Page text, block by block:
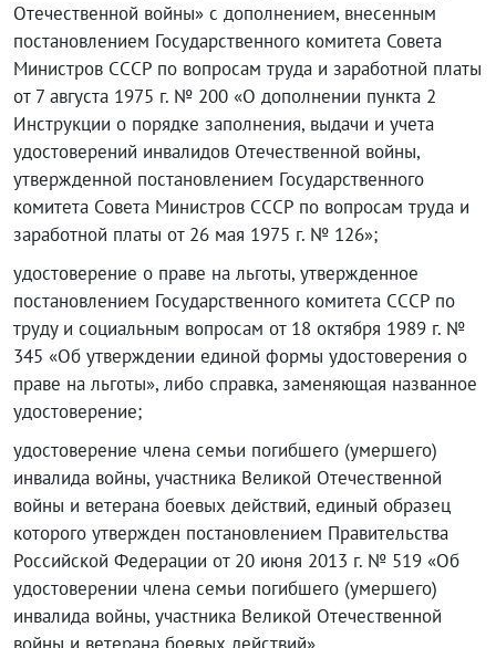
Отечественной войны» с дополнением, внесенным
постановлением Государственного комитета Совета
Министров СССР по вопросам труда и заработной платы
от 7 августа 1975 г. № 200 «О дополнении пункта 2
Инструкции о порядке заполнения, выдачи и учета
удостоверений инвалидов Отечественной войны,
утвержденной постановлением Государственного
комитета Совета Министров СССР по вопросам труда и
заработной платы от 26 мая 1975 г. № 126»;
удостоверение о праве на льготы, утвержденное
постановлением Государственного комитета СССР по
труду и социальным вопросам от 18 октября 1989 г. №
345 «Об утверждении единой формы удостоверения о
праве на льготы», либо справка, заменяющая названное
удостоверение;
удостоверение члена семьи погибшего (умершего)
инвалида войны, участника Великой Отечественной
войны и ветерана боевых действий, единый образец
которого утвержден постановлением Правительства
Российской Федерации от 20 июня 2013 г. № 519 «Об
удостоверении члена семьи погибшего (умершего)
инвалида войны, участника Великой Отечественной